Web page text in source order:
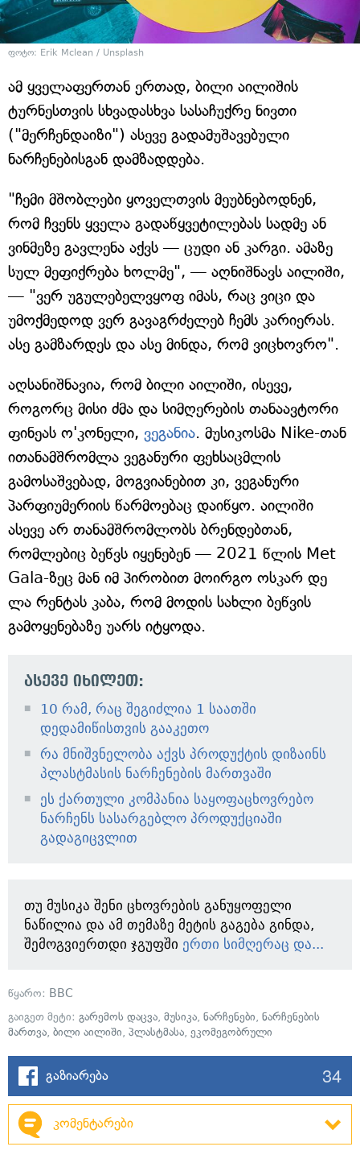
ფოტო: Erik Mclean / Unsplash
ამ ყველაფერთან ერთად, ბილი აილიშის
ტურნესთვის სხვადასხვა სასაჩუქრე ნივთი
("მერჩენდაიზი") ასევე გადამუშავებული
ნარჩენებისგან დამზადდება.
"ჩემი მშობლები ყოველთვის მეუბნებოდნენ,
რომ ჩვენს ყველა გადაწყვეტილებას სადმე ან
ვინმეზე გავლენა აქვს — ცუდი ან კარგი. ამაზე
სულ მეფიქრება ხოლმე", — აღნიშნავს აილიში,
— "ვერ უგულებელვყოფ იმას, რაც ვიცი და
უმოქმედოდ ვერ გავაგრძელებ ჩემს კარიერას.
ასე გამზარდეს და ასე მინდა, რომ ვიცხოვრო".
აღსანიშნავია, რომ ბილი აილიში, ისევე,
როგორც მისი ძმა და სიმღერების თანაავტორი
ფინეას ო'კონელი, ვეგანია. მუსიკოსმა Nike-თან
ითანამშრომლა ვეგანური ფეხსაცმლის
გამოსაშვებად, მოგვიანებით კი, ვეგანური
პარფიუმერიის წარმოებაც დაიწყო. აილიში
ასევე არ თანამშრომლობს ბრენდებთან,
რომლებიც ბეწვს იყენებენ — 2021 წლის Met
Gala-ზეც მან იმ პირობით მოირგო ოსკარ დე
ლა რენტას კაბა, რომ მოდის სახლი ბეწვის
გამოყენებაზე უარს იტყოდა.
ასევე იხილეთ:
10 რამ, რაც შეგიძლია 1 საათში
დედამიწისთვის გააკეთო
რა მნიშვნელობა აქვს პროდუქტის დიზაინს
პლასტმასის ნარჩენების მართვაში
ეს ქართული კომპანია საყოფაცხოვრებო
ნარჩენს სასარგებლო პროდუქციაში
გადაგიცვლით
თუ მუსიკა შენი ცხოვრების განუყოფელი
ნაწილია და ამ თემაზე მეტის გაგება გინდა,
შემოგვიერთდი ჯგუფში ერთი სიმღერაც და...
წყარო: BBC
გაიგეთ მეტი: გარემოს დაცვა, მუსიკა, ნარჩენები, ნარჩენების
მართვა, ბილი აილიში, პლასტმასა, ეკომეგობრული
გაზიარება 34
კომენტარები